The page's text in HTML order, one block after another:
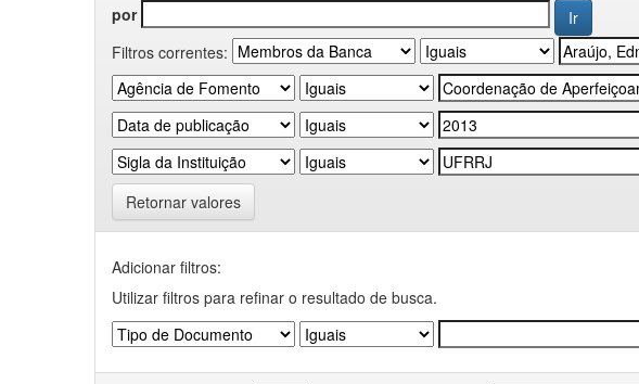
por
Filtros correntes:
Retornar valores
Adicionar filtros:
Utilizar filtros para refinar o resultado de busca.